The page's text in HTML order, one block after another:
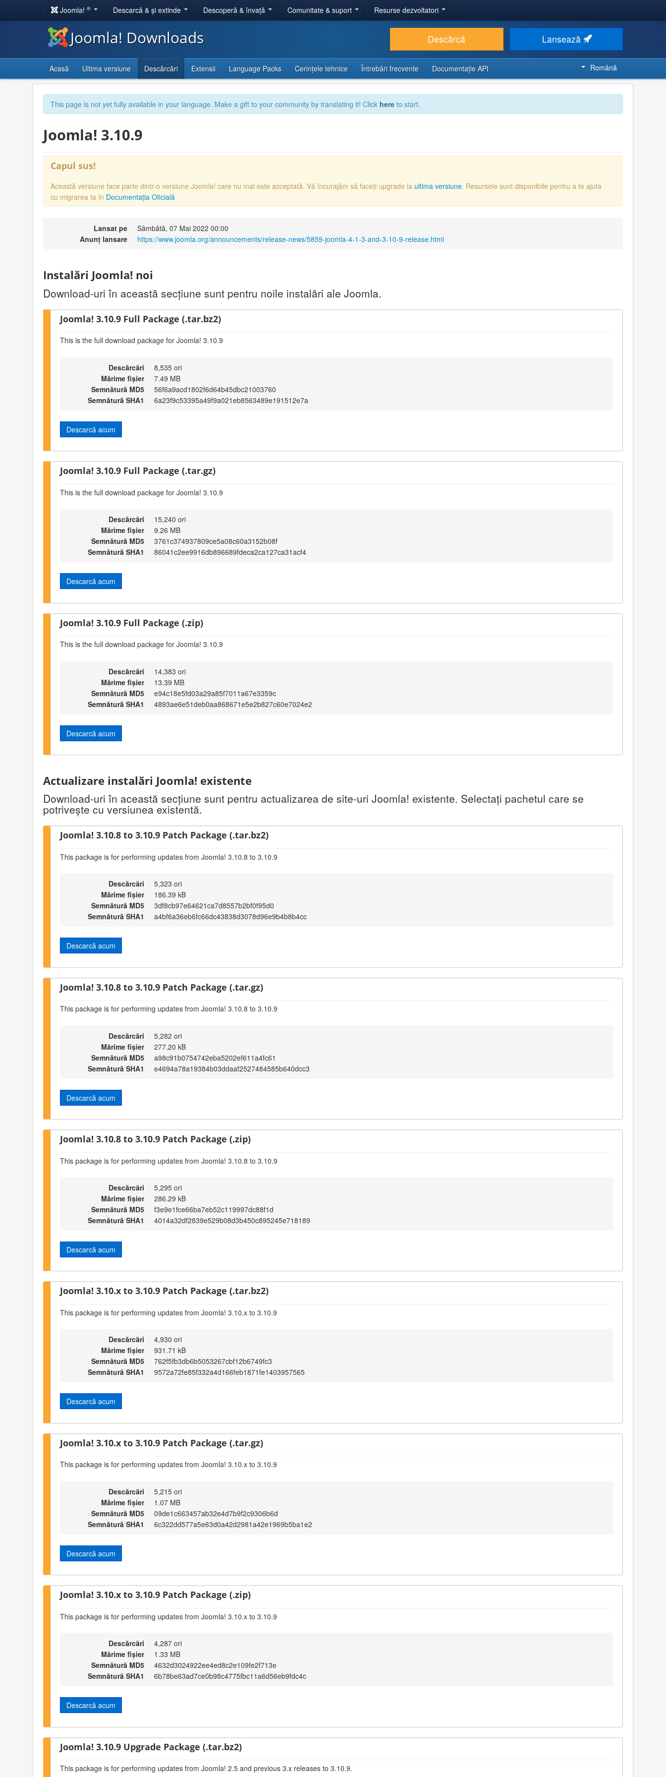
Joomla! ® Descarcă & și extinde Descoperă & învață Comunitate & suport Resurse dezvoltatori
Joomla! Downloads Descărcă Lansează
Acasă Ultima versiune Descărcări Extensii Language Packs Cerințele tehnice Întrebări frecvente Documentaţie API Română
This page is not yet fully available in your language. Make a gift to your community by translating it! Click here to start.
Joomla! 3.10.9
Capul sus!
Această versiune face parte dintr-o versiune Joomla! care nu mai este acceptată. Vă încurajăm să faceți upgrade la ultima versiune. Resursele sunt disponibile pentru a te ajuta
cu migrarea ta în Documentația Oficială
Lansat pe
Sâmbătă, 07 Mai 2022 00:00
Anunț lansare
https://www.joomla.org/announcements/release-news/5859-joomla-4-1-3-and-3-10-9-release.html
Instalări Joomla! noi
Download-uri în această secţiune sunt pentru noile instalări ale Joomla.
Joomla! 3.10.9 Full Package (.tar.bz2)
This is the full download package for Joomla! 3.10.9
Descărcări
8,535 ori
Mărime fișier
7.49 MB
Semnătură MD5
56f6a9acd1802f6d64b45dbc21003760
Semnătură SHA1
6a23f9c53395a49f9a021eb8563489e191512e7a
Descarcă acum
Joomla! 3.10.9 Full Package (.tar.gz)
This is the full download package for Joomla! 3.10.9
Descărcări
15,240 ori
Mărime fișier
9.26 MB
Semnătură MD5
3761c374937809ce5a08c60a3152b08f
Semnătură SHA1
86041c2ee9916db896689fdeca2ca127ca31acf4
Descarcă acum
Joomla! 3.10.9 Full Package (.zip)
This is the full download package for Joomla! 3.10.9
Descărcări
14,383 ori
Mărime fișier
13.39 MB
Semnătură MD5
e94c18e5fd03a29a85f7011a67e3359c
Semnătură SHA1
4893ae6e51deb0aa868671e5e2b827c60e7024e2
Descarcă acum
Actualizare instalări Joomla! existente
Download-uri în această secţiune sunt pentru actualizarea de site-uri Joomla! existente. Selectaţi pachetul care se
potriveşte cu versiunea existentă.
Joomla! 3.10.8 to 3.10.9 Patch Package (.tar.bz2)
This package is for performing updates from Joomla! 3.10.8 to 3.10.9
Descărcări
5,323 ori
Mărime fișier
186.39 kB
Semnătură MD5
3df8cb97e64621ca7d8557b2bf0f95d0
Semnătură SHA1
a4bf6a36eb6fc66dc43838d3078d96e9b4b8b4cc
Descarcă acum
Joomla! 3.10.8 to 3.10.9 Patch Package (.tar.gz)
This package is for performing updates from Joomla! 3.10.8 to 3.10.9
Descărcări
5,282 ori
Mărime fișier
277.20 kB
Semnătură MD5
a98c91b0754742eba5202ef611a4fc61
Semnătură SHA1
e4694a78a19384b03ddaaf2527484585b640dcc3
Descarcă acum
Joomla! 3.10.8 to 3.10.9 Patch Package (.zip)
This package is for performing updates from Joomla! 3.10.8 to 3.10.9
Descărcări
5,295 ori
Mărime fișier
286.29 kB
Semnătură MD5
f3e9e1fce66ba7eb52c119997dc88f1d
Semnătură SHA1
4014a32df2839e529b08d3b450c895245e718189
Descarcă acum
Joomla! 3.10.x to 3.10.9 Patch Package (.tar.bz2)
This package is for performing updates from Joomla! 3.10.x to 3.10.9
Descărcări
4,930 ori
Mărime fișier
931.71 kB
Semnătură MD5
762f5fb3db6b5053267cbf12b6749fc3
Semnătură SHA1
9572a72fe85f332a4d166feb1871fe1403957565
Descarcă acum
Joomla! 3.10.x to 3.10.9 Patch Package (.tar.gz)
This package is for performing updates from Joomla! 3.10.x to 3.10.9
Descărcări
5,215 ori
Mărime fișier
1.07 MB
Semnătură MD5
09de1c663457ab32e4d7b9f2c9306b6d
Semnătură SHA1
6c322dd577a5e63d0a42d2981a42e1969b5ba1e2
Descarcă acum
Joomla! 3.10.x to 3.10.9 Patch Package (.zip)
This package is for performing updates from Joomla! 3.10.x to 3.10.9
Descărcări
4,287 ori
Mărime fișier
1.33 MB
Semnătură MD5
4632d3024922ee4ed8c2e109fe2f713e
Semnătură SHA1
6b78be63ad7ce0b98c4775fbc11a6d56eb9fdc4c
Descarcă acum
Joomla! 3.10.9 Upgrade Package (.tar.bz2)
This package is for performing updates from Joomla! 2.5 and previous 3.x releases to 3.10.9.